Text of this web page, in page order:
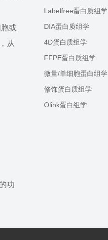
或
从
功
Labelfree蛋白质组学
DIA蛋白质组学
4D蛋白质组学
FFPE蛋白质组学
微量/单细胞蛋白组学
修饰蛋白质组学
Olink蛋白组学